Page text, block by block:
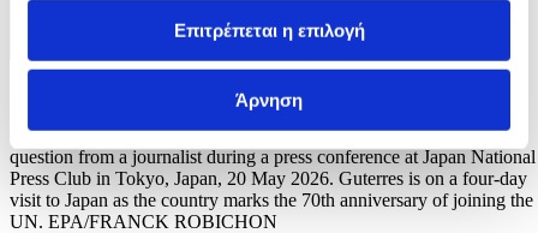
Επιτρέπεται η επιλογή
Άρνηση
Φωτογραφία: FRANCK ROBICHON
epa12977128 UN Secretary-General Antonio Guterres listens to a
question from a journalist during a press conference at Japan National
Press Club in Tokyo, Japan, 20 May 2026. Guterres is on a four-day
visit to Japan as the country marks the 70th anniversary of joining the
UN. EPA/FRANCK ROBICHON